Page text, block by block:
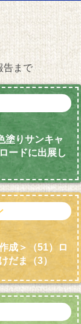
告まで
塗りサンキャ
ードに出展し
成＞（51）ロ
だま （3）